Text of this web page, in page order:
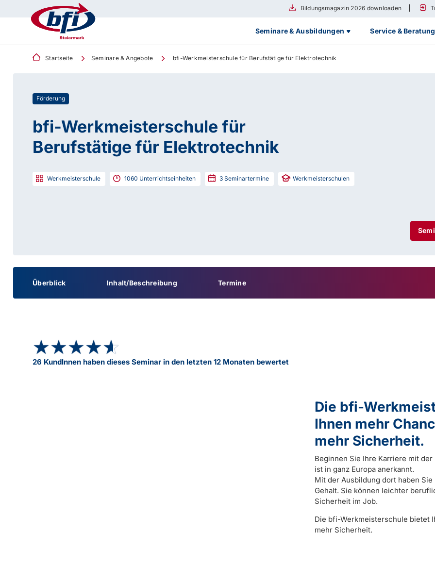
Bildungsmagazin 2026 downloaden
Seminare & Ausbildungen Service & Beratung
Startseite Seminare & Angebote bfi-Werkmeisterschule für Berufstätige für Elektrotechnik
Förderung
bfi-Werkmeisterschule für
Berufstätige für Elektrotechnik
Werkmeisterschule 1060 Unterrichtseinheiten 3 Seminartermine Werkmeisterschulen
Überblick Inhalt/Beschreibung Termine
★★★★★
★★★★★
26 KundInnen haben dieses Seminar in den letzten 12 Monaten bewertet
Die bfi-
Ihnen mehr
mehr Sicherheit.
Beginnen Sie Ihre Karriere mit
ist in ganz Europa anerkannt.
Mit der Ausbildung dort haben
Gehalt. Sie können leichter
Sicherheit im Job.
Die bfi-Werkmeisterschule bietet
mehr Sicherheit.